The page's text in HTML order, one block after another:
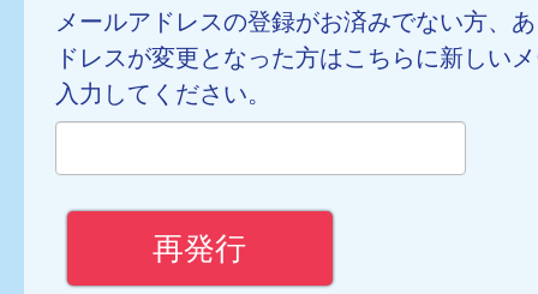
メールアドレスの登録がお済みでない方、
ドレスが変更となった方はこちらに新しい
入力してください。